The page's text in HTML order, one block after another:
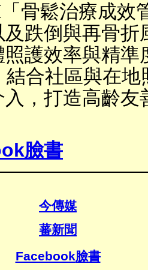
「骨鬆治療成效
跌倒與再骨折
護效率與精準
合社區與在
，打造高齡友
臉書
今傳媒
蕃新聞
Facebook臉書